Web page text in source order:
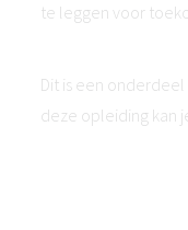
te leggen voor
Dit is een
deze opleiding kan